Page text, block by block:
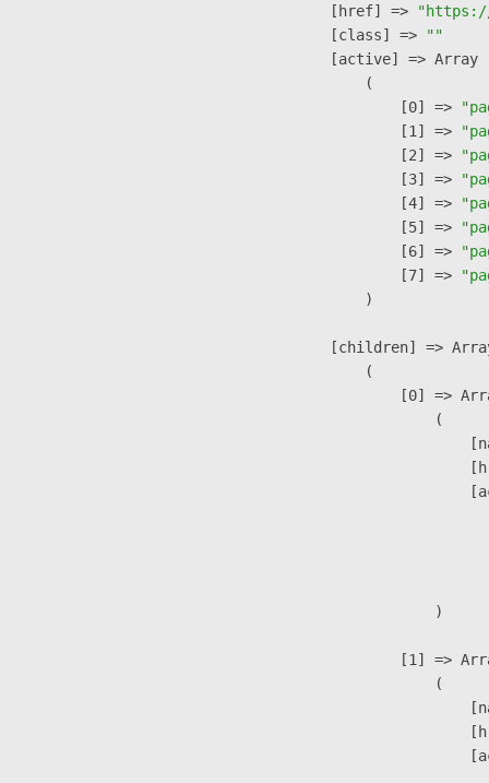
            [href] =>
            [class] =>
""
            [active] => Array
                (
                    [0] =>
                    [1] =>
                    [2] =>
                    [3] =>
                    [4] =>
                    [5] =>
                    [6] =>
                    [7] =>
                )
[children] =>
                (
[0] =>
                        (
                        )
[1] =>
                        (